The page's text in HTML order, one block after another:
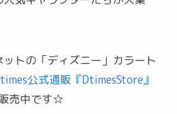
トの「ディズニー」カラート
公式通販『DtimesStore』
売中です☆